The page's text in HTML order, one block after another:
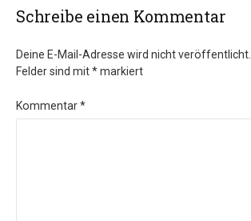
Schreibe einen Kommentar
Deine E-Mail-Adresse wird nicht veröffentlicht.
Felder sind mit*markiert
Kommentar*